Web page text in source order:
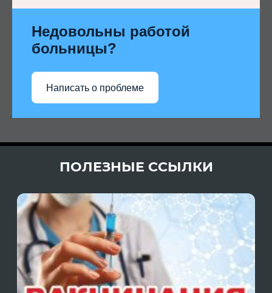
Недовольны работой
больницы?
Написать о проблеме
ПОЛЕЗНЫЕ ССЫЛКИ